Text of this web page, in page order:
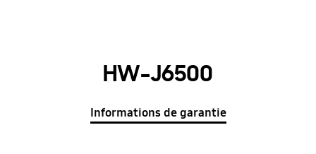
HW-J6500
Informations de garantie